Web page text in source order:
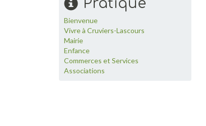
Pratique
Bienvenue
Vivre à Cruviers-Lascours
Mairie
Enfance
Commerces et Services
Associations